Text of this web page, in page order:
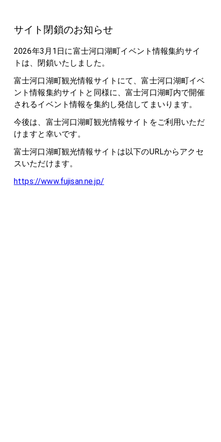
サイト閉鎖のお知らせ
2026年3月1日に富士河口湖町イベント情報集約サイ
トは、閉鎖いたしました。
富士河口湖町観光情報サイトにて、富士河口湖町イベ
ント情報集約サイトと同様に、富士河口湖町内で開催
されるイベント情報を集約し発信してまいります。
今後は、富士河口湖町観光情報サイトをご利用いただ
けますと幸いです。
富士河口湖町観光情報サイトは以下のURLからアクセ
スいただけます。
https://www.fujisan.ne.jp/